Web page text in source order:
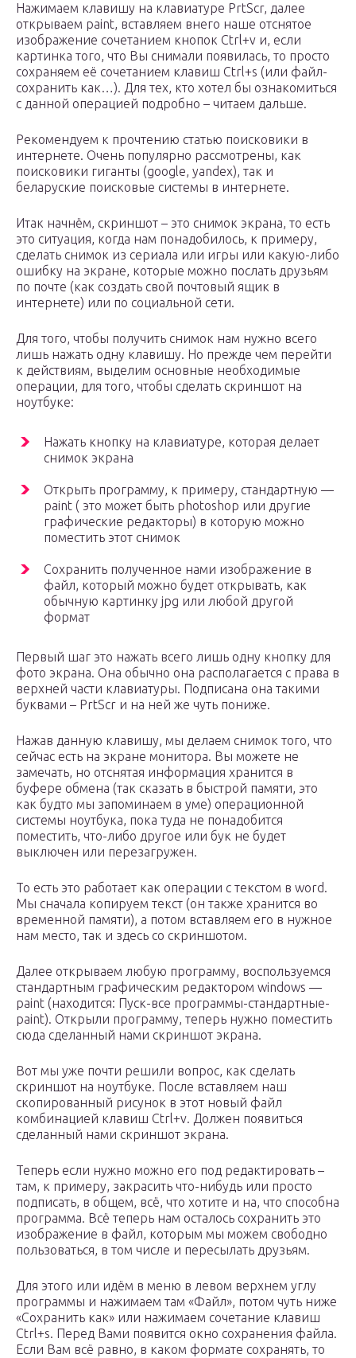
Нажимаем клавишу на клавиатуре PrtScr, далее
открываем paint, вставляем внего наше отснятое
изображение сочетанием кнопок Ctrl+v и, если
картинка того, что Вы снимали появилась, то просто
сохраняем её сочетанием клавиш Ctrl+s (или файл-
сохранить как…). Для тех, кто хотел бы ознакомиться
с данной операцией подробно – читаем дальше.
Рекомендуем к прочтению статью поисковики в
интернете. Очень популярно рассмотрены, как
поисковики гиганты (google, yandex), так и
беларуские поисковые системы в интернете.
Итак начнём, скриншот – это снимок экрана, то есть
это ситуация, когда нам понадобилось, к примеру,
сделать снимок из сериала или игры или какую-либо
ошибку на экране, которые можно послать друзьям
по почте (как создать свой почтовый ящик в
интернете) или по социальной сети.
Для того, чтобы получить снимок нам нужно всего
лишь нажать одну клавишу. Но прежде чем перейти
к действиям, выделим основные необходимые
операции, для того, чтобы сделать скриншот на
ноутбуке:
Нажать кнопку на клавиатуре, которая делает
снимок экрана
Открыть программу, к примеру, стандартную —
paint ( это может быть photoshop или другие
графические редакторы) в которую можно
поместить этот снимок
Сохранить полученное нами изображение в
файл, который можно будет открывать, как
обычную картинку jpg или любой другой
формат
Первый шаг это нажать всего лишь одну кнопку для
фото экрана. Она обычно она располагается с права в
верхней части клавиатуры. Подписана она такими
буквами – PrtScr и на ней же чуть пониже.
Нажав данную клавишу, мы делаем снимок того, что
сейчас есть на экране монитора. Вы можете не
замечать, но отснятая информация хранится в
буфере обмена (так сказать в быстрой памяти, это
как будто мы запоминаем в уме) операционной
системы ноутбука, пока туда не понадобится
поместить, что-либо другое или бук не будет
выключен или перезагружен.
То есть это работает как операции с текстом в word.
Мы сначала копируем текст (он также хранится во
временной памяти), а потом вставляем его в нужное
нам место, так и здесь со скриншотом.
Далее открываем любую программу, воспользуемся
стандартным графическим редактором windows —
paint (находится: Пуск-все программы-стандартные-
paint). Открыли программу, теперь нужно поместить
сюда сделанный нами скриншот экрана.
Вот мы уже почти решили вопрос, как сделать
скриншот на ноутбуке. После вставляем наш
скопированный рисунок в этот новый файл
комбинацией клавиш Ctrl+v. Должен появиться
сделанный нами скриншот экрана.
Теперь если нужно можно его под редактировать –
там, к примеру, закрасить что-нибудь или просто
подписать, в общем, всё, что хотите и на, что способна
программа. Всё теперь нам осталось сохранить это
изображение в файл, которым мы можем свободно
пользоваться, в том числе и пересылать друзьям.
Для этого или идём в меню в левом верхнем углу
программы и нажимаем там «Файл», потом чуть ниже
«Сохранить как» или нажимаем сочетание клавиш
Ctrl+s. Перед Вами появится окно сохранения файла.
Если Вам всё равно, в каком формате сохранять, то